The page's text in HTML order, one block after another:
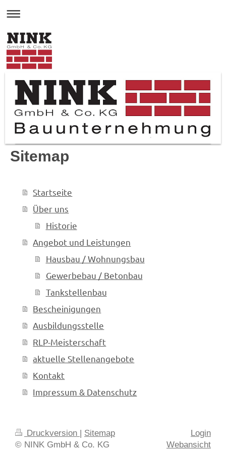
Sitemap
Startseite
Über uns
Historie
Angebot und Leistungen
Hausbau / Wohnungsbau
Gewerbebau / Betonbau
Tankstellenbau
Bescheinigungen
Ausbildungsstelle
RLP-Meisterschaft
aktuelle Stellenangebote
Kontakt
Impressum & Datenschutz
Druckversion | Sitemap
© NINK GmbH & Co. KG
Login
Webansicht